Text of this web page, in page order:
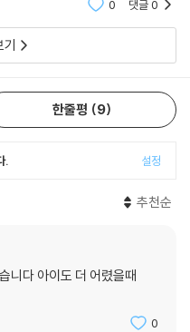
0 댓글0
한줄평 9
. 설정
추천순
니다 아이도 더 어렸을때
0